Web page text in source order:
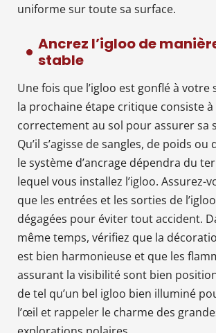
uniforme sur toute sa surface.
Ancrez l’igloo de
stable
Une fois que l’igloo est gonflé à votre
la prochaine étape critique consiste à
correctement au sol pour assurer sa
Qu’il s’agisse de sangles, de poids ou
le système d’ancrage dépendra du
lequel vous installez l’igloo. Assurez-
que les entrées et les sorties de
dégagées pour éviter tout accident.
même temps, vérifiez que la
est bien harmonieuse et que les
assurant la visibilité sont bien
de tel qu’un bel igloo bien illuminé
l’œil et rappeler le charme des